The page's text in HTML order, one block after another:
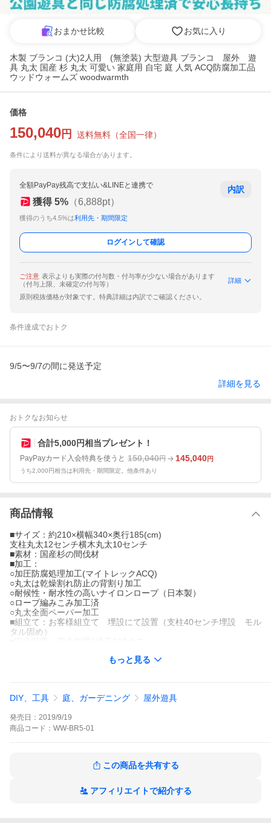
おまかせ比較 お気に入り
木製 ブランコ (大)2人用 (無塗装) 大型遊具 ブランコ 屋外 遊
具 丸太 国産 杉 丸太 可愛い 家庭用 自宅 庭 人気 ACQ防腐加工品
ウッドウォームズ woodwarmth
価格
150,040 円 送料無料 （全国一律）
条件により送料が異なる場合があります。
全額PayPay残高で支払い&LINEと連携で
獲得 5% （6,888pt）
獲得のうち4.5%は利用先・期間限定
内訳
ログインして確認
ご注意 表示よりも実際の付与数・付与率が少ない場合があります
（付与上限、未確定の付与等）
詳細
原則税抜価格が対象です。特典詳細は内訳でご確認ください。
条件達成でおトク
9/5〜9/7の間に発送予定
詳細を見る
おトクなお知らせ
合計5,000円相当プレゼント！
PayPayカード入会特典を使うと 150,040円 145,040円
うち2,000円相当は利用先・期間限定。他条件あり
商品情報
■サイズ：約210×横幅340×奥行185(cm)
支柱丸太12センチ横木丸太10センチ
■素材：国産杉の間伐材
■加工：
○加圧防腐処理加工(マイトレックACQ)
○丸太は乾燥割れ防止の背割り加工
○耐候性・耐水性の高いナイロンロープ（日本製）
○ロープ編みこみ加工済
○丸太全面ペーパー加工
■組立て：お客様組立て 埋設にて設置（支柱40センチ埋設 モル
タル固め）
保してください。（安全基準）
談ください。
もっと見る
DIY、工具 庭、ガーデニング 屋外遊具
発売日： 2019/9/19
商品 コード： WW-BR5-01
この商品を共有する
アフィリエイトで紹介する